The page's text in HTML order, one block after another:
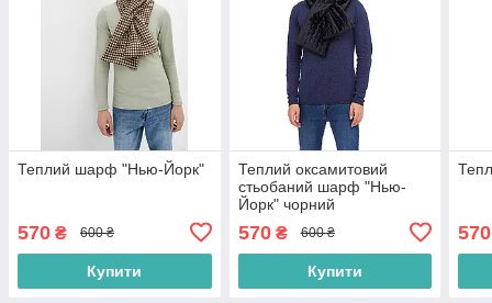
Теплий шарф "Нью-Йорк"
570 ₴ 600 ₴
Купити
Теплий оксамитовий
стьобаний шарф "Нью-
Йорк" чорний
570₴ 600 ₴
Купити
570